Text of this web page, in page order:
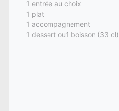
1 entrée au choix
1 plat
1 accompagnement
1 dessert ou1 boisson (33 cl)